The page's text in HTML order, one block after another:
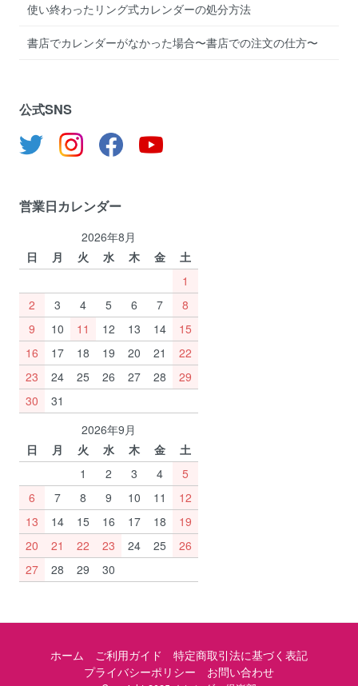
使い終わったリング式カレンダーの処分方法
書店でカレンダーがなかった場合〜書店での注文の仕方〜
公式SNS
営業日カレンダー
2026年8月
日
月 火 水 木 金
土
1
2
3 4 5 6 7
8
9
10 11 12 13 14
15
16
17 18 19 20 21
22
23
24 25 26 27 28
29
30
31
2026年9月
日
月 火 水 木 金
土
1
2 3 4
5
6
7 8 9 10 11
12
13
14 15 16 17 18
19
20
21 22 23 24 25
26
27
28 29 30
ホーム ご利用ガイド
特定商取引法に基づく表記
プライバシーポリシー
お問い合わせ